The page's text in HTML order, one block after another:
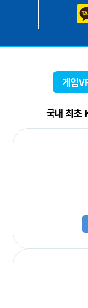
게임
국내 최초